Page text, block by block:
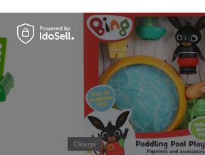
Okazja